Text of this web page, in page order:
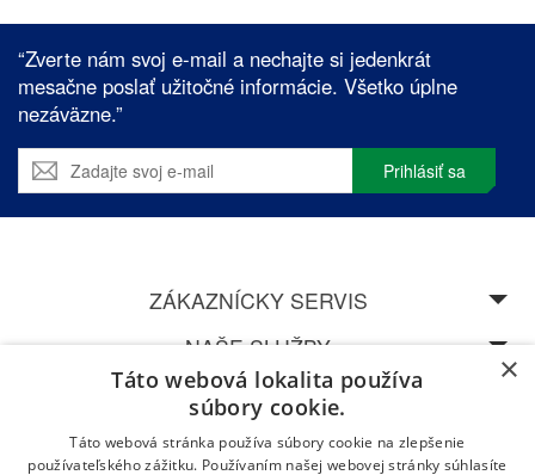
“Zverte nám svoj e-mail a nechajte si jedenkrát
mesačne poslať užitočné informácie. Všetko úplne
nezáväzne.”
Prihlásiť sa
ZÁKAZNÍCKY SERVIS
NAŠE SLUŽBY
SPEDOS
NAVŠTÍVTE NAŠU CENTRÁLU V ŽILINĚ
×
Táto webová lokalita používa
súbory cookie.
Táto webová stránka používa súbory cookie na zlepšenie
používateľského zážitku. Používaním našej webovej stránky súhlasíte